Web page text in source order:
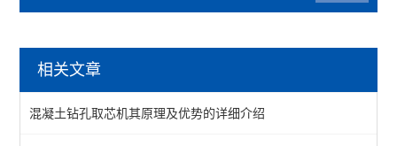
数字式旋转粘度计
路面橡胶沥青灌封胶拉伸试验仪
相关文章
混凝土钻孔取芯机其原理及优势的详细介绍